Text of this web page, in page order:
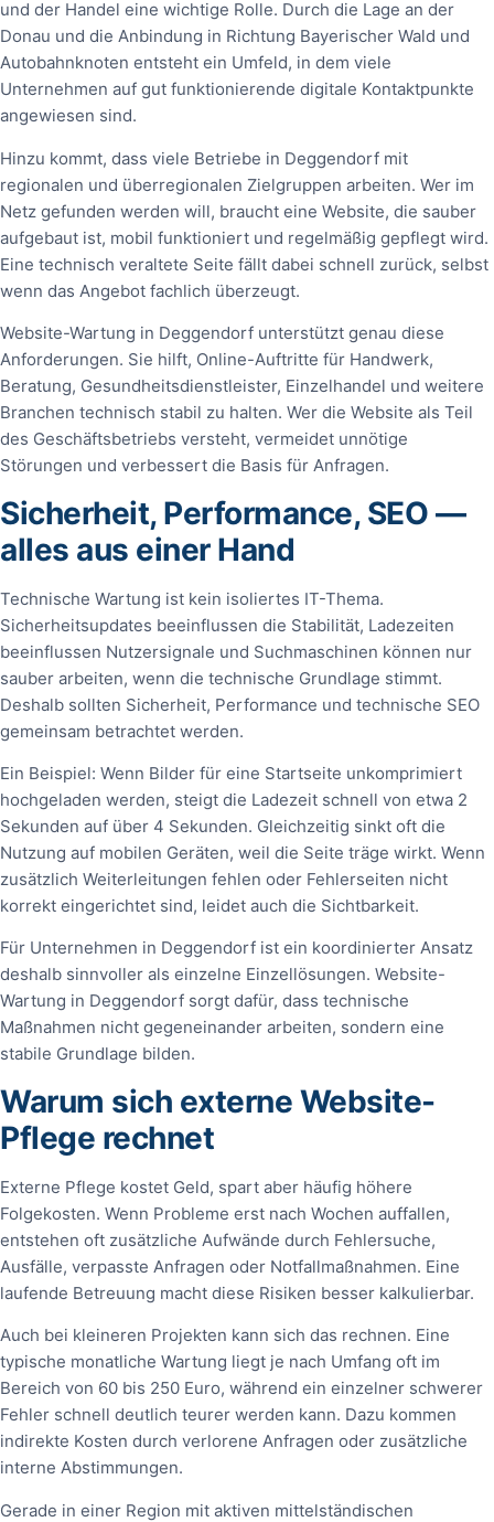
und der Handel eine wichtige Rolle. Durch die Lage an der
Donau und die Anbindung in Richtung Bayerischer Wald und
Autobahnknoten entsteht ein Umfeld, in dem viele
Unternehmen auf gut funktionierende digitale Kontaktpunkte
angewiesen sind.
Hinzu kommt, dass viele Betriebe in Deggendorf mit
regionalen und überregionalen Zielgruppen arbeiten. Wer im
Netz gefunden werden will, braucht eine Website, die sauber
aufgebaut ist, mobil funktioniert und regelmäßig gepflegt wird.
Eine technisch veraltete Seite fällt dabei schnell zurück, selbst
wenn das Angebot fachlich überzeugt.
Website-Wartung in Deggendorf unterstützt genau diese
Anforderungen. Sie hilft, Online-Auftritte für Handwerk,
Beratung, Gesundheitsdienstleister, Einzelhandel und weitere
Branchen technisch stabil zu halten. Wer die Website als Teil
des Geschäftsbetriebs versteht, vermeidet unnötige
Störungen und verbessert die Basis für Anfragen.
Sicherheit, Performance, SEO —
alles aus einer Hand
Technische Wartung ist kein isoliertes IT-Thema.
Sicherheitsupdates beeinflussen die Stabilität, Ladezeiten
beeinflussen Nutzersignale und Suchmaschinen können nur
sauber arbeiten, wenn die technische Grundlage stimmt.
Deshalb sollten Sicherheit, Performance und technische SEO
gemeinsam betrachtet werden.
Ein Beispiel: Wenn Bilder für eine Startseite unkomprimiert
hochgeladen werden, steigt die Ladezeit schnell von etwa 2
Sekunden auf über 4 Sekunden. Gleichzeitig sinkt oft die
Nutzung auf mobilen Geräten, weil die Seite träge wirkt. Wenn
zusätzlich Weiterleitungen fehlen oder Fehlerseiten nicht
korrekt eingerichtet sind, leidet auch die Sichtbarkeit.
Für Unternehmen in Deggendorf ist ein koordinierter Ansatz
deshalb sinnvoller als einzelne Einzellösungen. Website-
Wartung in Deggendorf sorgt dafür, dass technische
Maßnahmen nicht gegeneinander arbeiten, sondern eine
stabile Grundlage bilden.
Warum sich externe Website-
Pflege rechnet
Externe Pflege kostet Geld, spart aber häufig höhere
Folgekosten. Wenn Probleme erst nach Wochen auffallen,
entstehen oft zusätzliche Aufwände durch Fehlersuche,
Ausfälle, verpasste Anfragen oder Notfallmaßnahmen. Eine
laufende Betreuung macht diese Risiken besser kalkulierbar.
Auch bei kleineren Projekten kann sich das rechnen. Eine
typische monatliche Wartung liegt je nach Umfang oft im
Bereich von 60 bis 250 Euro, während ein einzelner schwerer
Fehler schnell deutlich teurer werden kann. Dazu kommen
indirekte Kosten durch verlorene Anfragen oder zusätzliche
interne Abstimmungen.
Gerade in einer Region mit aktiven mittelständischen